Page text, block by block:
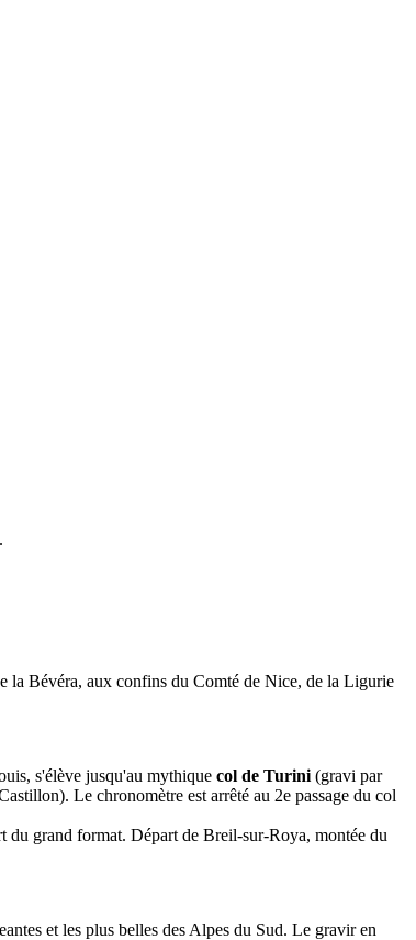
la Bévéra, aux confins du Comté de Nice, de la Ligurie
s'élève jusqu'au mythique col de Turini (gravi par
Le chronomètre est arrêté au 2e passage du col
du grand format. Départ de Breil-sur-Roya, montée du
et les plus belles des Alpes du Sud. Le gravir en